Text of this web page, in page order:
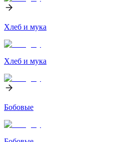
Хлеб и мука
Хлеб и мука
Бобовые